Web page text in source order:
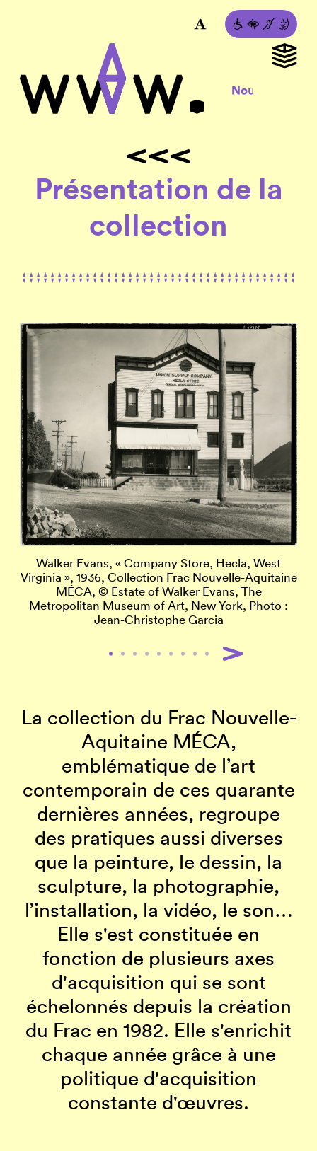
Présentation de la
collection
Walker Evans, « Company Store, Hecla, West
Virginia », 1936, Collection Frac Nouvelle-Aquitaine
MÉCA, © Estate of Walker Evans, The
Metropolitan Museum of Art, New York, Photo :
Jean-Christophe Garcia
La collection du Frac Nouvelle-
Aquitaine MÉCA,
emblématique de l’art
contemporain de ces quarante
dernières années, regroupe
des pratiques aussi diverses
que la peinture, le dessin, la
sculpture, la photographie,
l’installation, la vidéo, le son…
Elle s'est constituée en
fonction de plusieurs axes
d'acquisition qui se sont
échelonnés depuis la création
du Frac en 1982. Elle s'enrichit
chaque année grâce à une
politique d'acquisition
constante d'œuvres.